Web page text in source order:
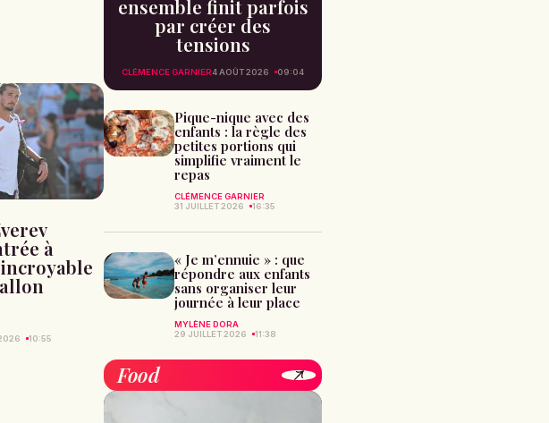
à
10:55
ensemble finit parfois
par créer des
tensions
CLÉMENCE GARNIER4 AOÛT 2026 09:04
Pique-nique avec des
enfants : la règle des
petites portions qui
simplifie vraiment le
repas
CLÉMENCE GARNIER
31 JUILLET 2026
16:35
« Je m’ennuie » : que
répondre aux enfants
sans organiser leur
journée à leur place
MYLÈNE DORA
29 JUILLET 2026
11:38
Food